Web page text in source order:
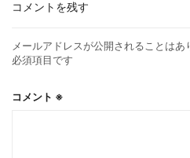
コメントを残す
メールアドレスが公開されることはあ
必須項目です
コメント ※